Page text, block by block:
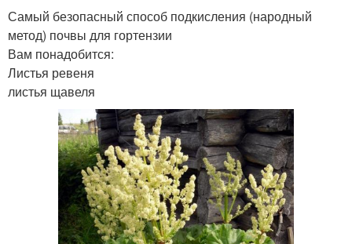
Самый безопасный способ подкисления (народный
метод) почвы для гортензии
Вам понадобится:
Листья ревеня
листья щавеля